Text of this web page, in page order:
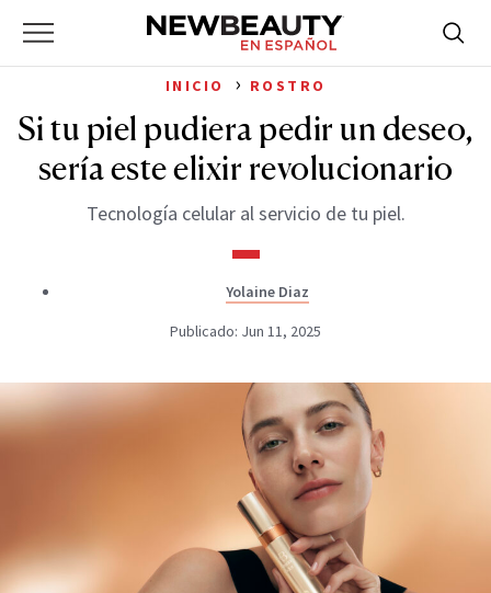
Primary
NewBeauty
for:
INICIO › ROSTRO
Si tu piel pudiera pedir un deseo,
sería este elixir revolucionario
Tecnología celular al servicio de tu piel.
Yolaine Diaz
Publicado: Jun 11, 2025